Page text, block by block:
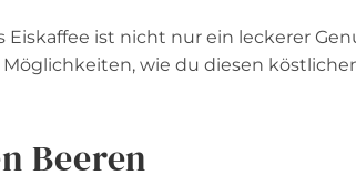
Eiskaffee ist nicht nur ein leckerer
wie du diesen
Beeren